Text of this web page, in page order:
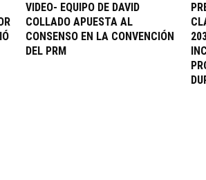
VIDEO- EQUIPO DE DAVID
COLLADO APUESTA AL
CONSENSO EN LA CONVENCIÓN
DEL PRM